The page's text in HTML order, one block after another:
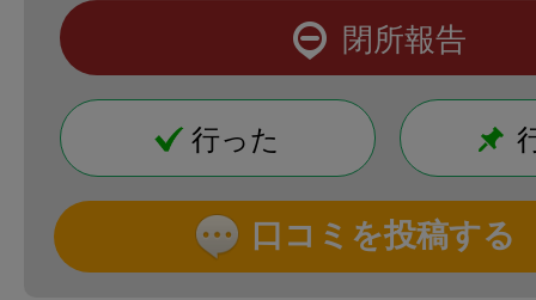
閉所報告
行った
口コミを投稿する